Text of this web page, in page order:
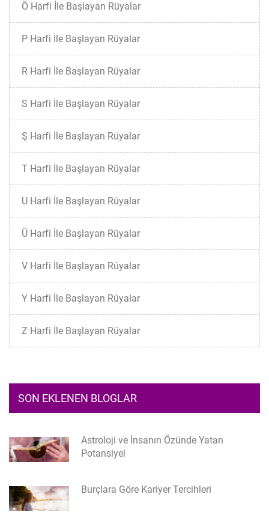
Ö Harfi İle Başlayan Rüyalar
P Harfi İle Başlayan Rüyalar
R Harfi İle Başlayan Rüyalar
S Harfi İle Başlayan Rüyalar
Ş Harfi İle Başlayan Rüyalar
T Harfi İle Başlayan Rüyalar
U Harfi İle Başlayan Rüyalar
Ü Harfi İle Başlayan Rüyalar
V Harfi İle Başlayan Rüyalar
Y Harfi İle Başlayan Rüyalar
Z Harfi İle Başlayan Rüyalar
SON EKLENEN BLOGLAR
Astroloji ve İnsanın Özünde Yatan
Potansiyel
Burçlara Göre Kariyer Tercihleri